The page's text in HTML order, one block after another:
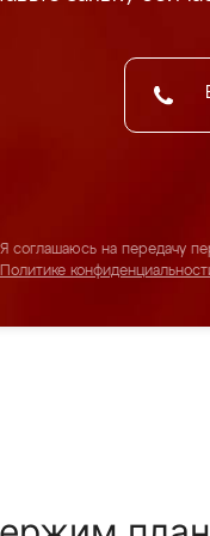
Я соглашаюсь на передачу
Политике